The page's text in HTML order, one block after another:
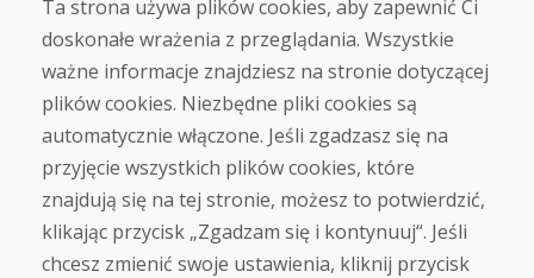
Zakup
Sklep internetowy
Warunki handlowe
Zapłata
Skarga
Zwrot i wymiana towaru
Ochrona danych osobowych
Cookies
Ta strona używa plików cookies, aby zapewnić Ci
doskonałe wrażenia z przeglądania. Wszystkie
ważne informacje znajdziesz na stronie dotyczącej
plików cookies. Niezbędne pliki cookies są
automatycznie włączone. Jeśli zgadzasz się na
przyjęcie wszystkich plików cookies, które
znajdują się na tej stronie, możesz to potwierdzić,
klikając przycisk „Zgadzam się i kontynuuj“. Jeśli
chcesz zmienić swoje ustawienia, kliknij przycisk